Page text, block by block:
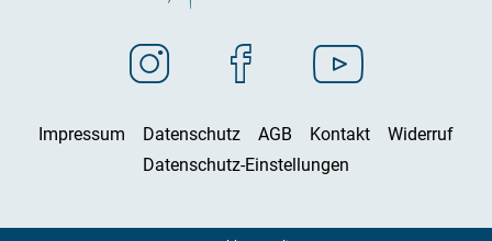
Impressum Datenschutz AGB Kontakt
Widerruf
Datenschutz-Einstellungen